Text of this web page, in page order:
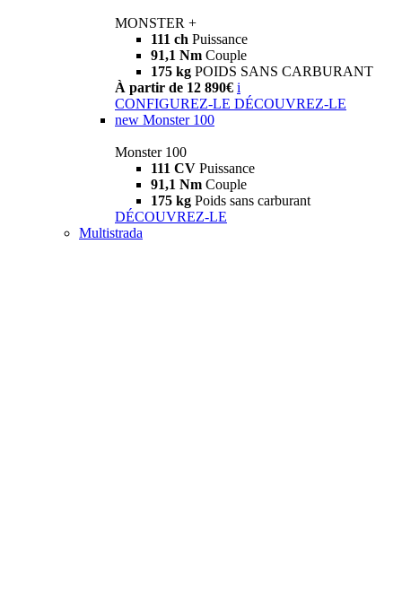
MONSTER +
111 ch Puissance
91,1 Nm Couple
175 kg POIDS SANS CARBURANT
À partir de 12 890€ i
CONFIGUREZ-LE DÉCOUVREZ-LE
new Monster 100
Monster 100
111 CV Puissance
91,1 Nm Couple
175 kg Poids sans carburant
DÉCOUVREZ-LE
Multistrada